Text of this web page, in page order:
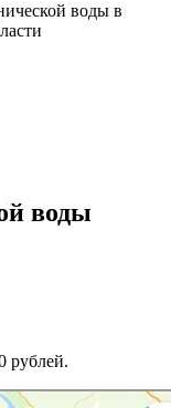
воды в
воды
рублей.